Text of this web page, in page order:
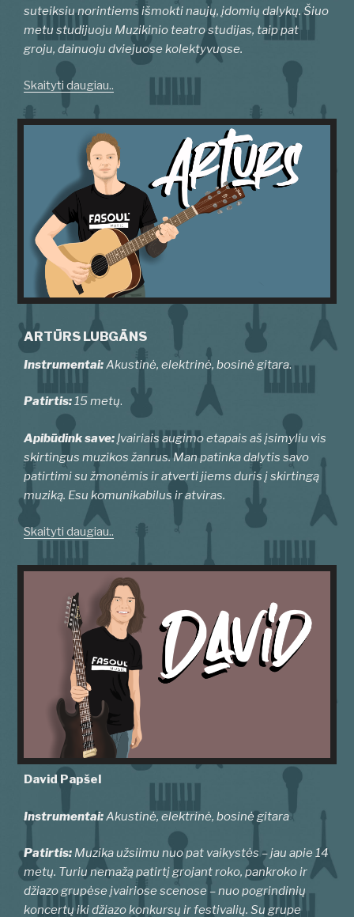
suteiksiu norintiems išmokti naujų, įdomių dalykų. Šiuo
metu studijuoju Muzikinio teatro studijas, taip pat
groju, dainuoju dviejuose kolektyvuose.
Skaityti daugiau..
ARTŪRS LUBGĀNS
Instrumentai:Akustinė, elektrinė, bosinė gitara.
Patirtis:15 metų.
Apibūdink save: Įvairiais augimo etapais aš įsimyliu vis
skirtingus muzikos žanrus. Man patinka dalytis savo
patirtimi su žmonėmis ir atverti jiems duris į skirtingą
muziką. Esu komunikabilus ir atviras.
Skaityti daugiau..
David Papšel
Instrumentai:Akustinė, elektrinė, bosinė gitara
Patirtis: Muzika užsiimu nuo pat vaikystės – jau apie 14
metų. Turiu nemažą patirtį grojant roko, pankroko ir
džiazo grupėse įvairiose scenose – nuo pogrindinių
koncertų iki džiazo konkursų ir festivalių. Su grupe